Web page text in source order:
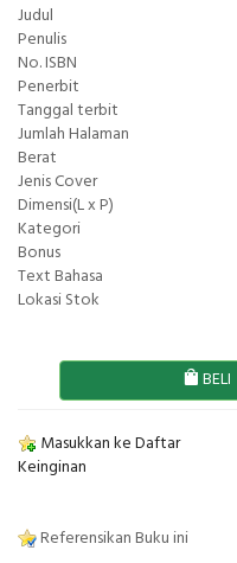
Judul
Penulis
No. ISBN
Penerbit
Tanggal terbit
Jumlah Halaman
Berat
Jenis Cover
Dimensi(L x P)
Kategori
Bonus
Text Bahasa
Lokasi Stok
BELI
Masukkan ke Daftar
Keinginan
Referensikan Buku ini